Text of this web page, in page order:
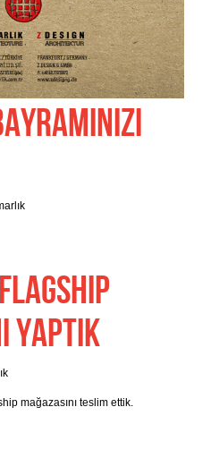
YAPTIK
mağazasını teslim ettik.